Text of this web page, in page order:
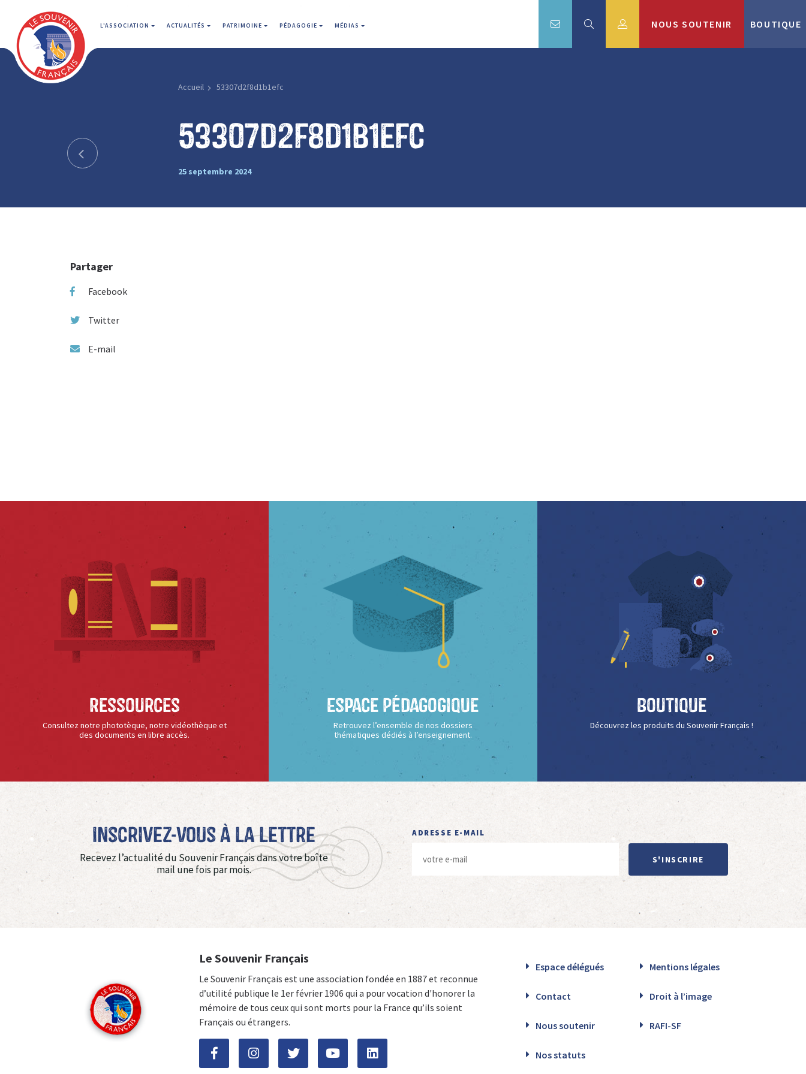
L'ASSOCIATION ACTUALITÉS PATRIMOINE PÉDAGOGIE MÉDIAS NOUS SOUTENIR BOUTIQUE
Accueil 53307d2f8d1b1efc
53307d2f8d1b1efc
25 septembre 2024
Partager
Facebook
Twitter
E-mail
Ressources
Consultez notre phototèque, notre vidéothèque et
des documents en libre accès.
Espace Pédagogique
Retrouvez l’ensemble de nos dossiers
thématiques dédiés à l’enseignement.
Boutique
Découvrez les produits du Souvenir Français !
Inscrivez-vous à La Lettre
Recevez l’actualité du Souvenir Français dans votre boîte
mail une fois par mois.
ADRESSE E-MAIL
S'INSCRIRE
Le Souvenir Français
Le Souvenir Français est une association fondée en 1887 et reconnue
d’utilité publique le 1er février 1906 qui a pour vocation d'honorer la
mémoire de tous ceux qui sont morts pour la France qu’ils soient
Français ou étrangers.
Espace délégués Mentions légales
Contact Droit à l’image
Nous soutenir RAFI-SF
Nos statuts